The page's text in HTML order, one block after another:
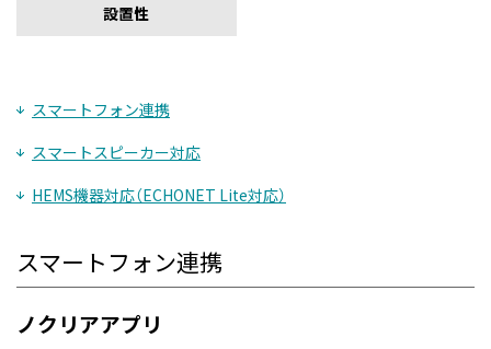
設置性
スマートフォン連携
スマートスピーカー対応
HEMS機器対応（ECHONET Lite対応）
スマートフォン連携
ノクリアアプリ